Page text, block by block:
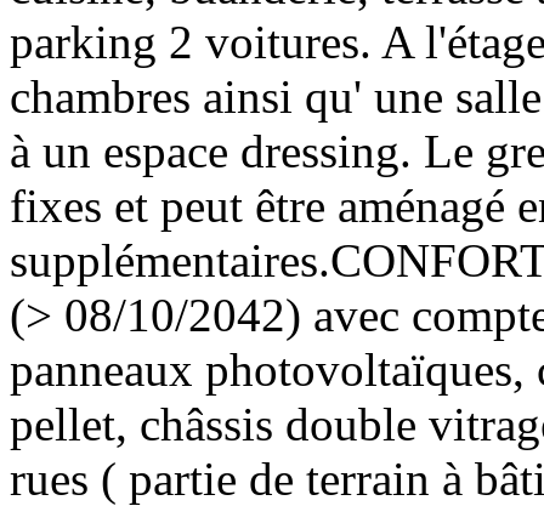
parking 2 voitures. A
chambres ainsi qu' une
à un espace dressing. Le
fixes et peut être aménagé
(> 08/10/2042) avec
panneaux photovoltaïques,
pellet, châssis double
rues ( partie de terrain à